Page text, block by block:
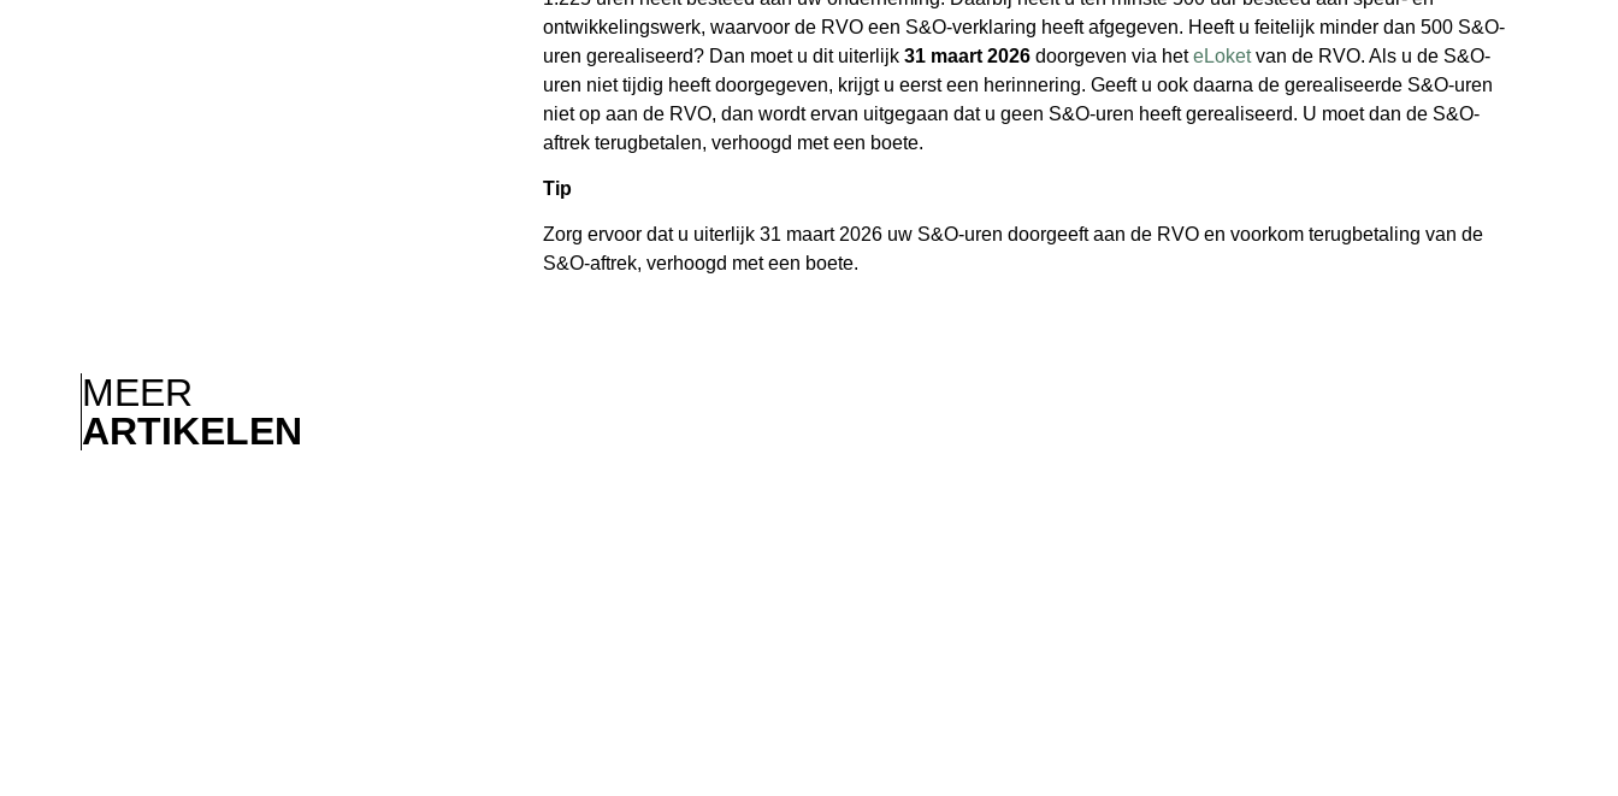
ontwikkelingswerk, waarvoor de RVO een S&O-verklaring heeft afgegeven. Heeft u feitelijk minder dan 500 S&O-
uren gerealiseerd? Dan moet u dit uiterlijk31 maart 2026 doorgeven via heteLoketvan de RVO. Als u de S&O-
uren niet tijdig heeft doorgegeven, krijgt u eerst een herinnering. Geeft u ook daarna de gerealiseerde S&O-uren
niet op aan de RVO, dan wordt ervan uitgegaan dat u geen S&O-uren heeft gerealiseerd. U moet dan de S&O-
aftrek terugbetalen, verhoogd met een boete.
Tip
Zorg ervoor dat u uiterlijk 31 maart 2026 uw S&O-uren doorgeeft aan de RVO en voorkom terugbetaling van de
S&O-aftrek, verhoogd met een boete.
MEER
ARTIKELEN